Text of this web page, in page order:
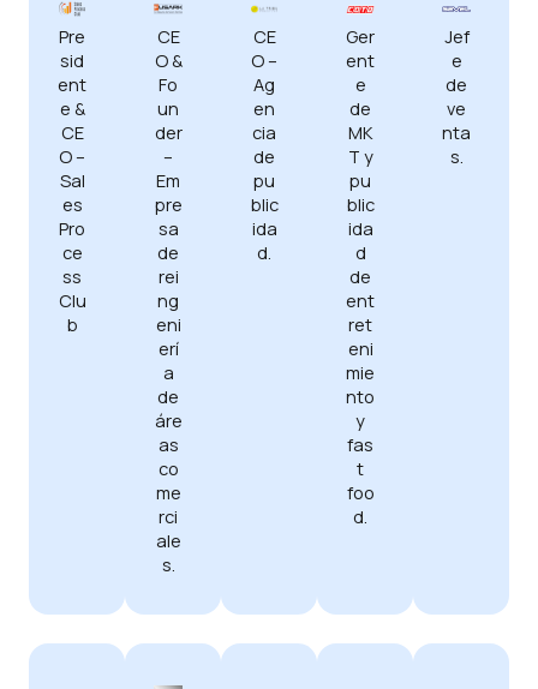
Pre
sid
ent
e &
CE
O –
Sal
es
Pro
ce
ss
Clu
b
CE
O &
Fo
un
der
–
Em
pre
sa
de
rei
ng
eni
erí
a
de
áre
as
co
me
rci
ale
s.
CE
O –
Ag
en
cia
de
pu
blic
ida
d.
Ger
ent
e
de
MK
T y
pu
blic
ida
d
de
ent
ret
eni
mie
nto
y
fas
t
foo
d.
Jef
e
de
ve
nta
s.